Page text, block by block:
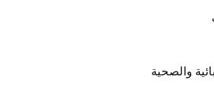
والصحية